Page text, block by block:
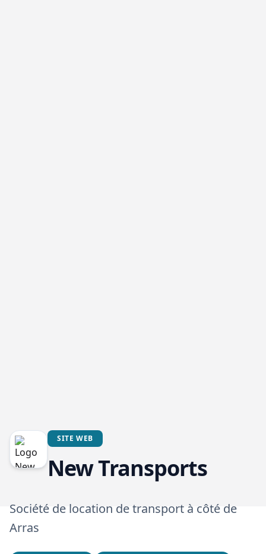
SITE WEB
New Transports
Société de location de transport à côté de
Arras